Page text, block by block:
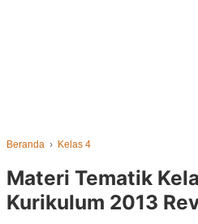
Beranda › Kelas 4
Materi Tematik
Kurikulum 2013